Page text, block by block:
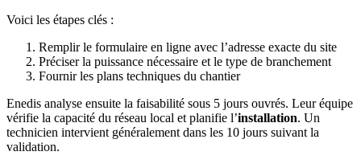
Voici les étapes clés :
Remplir le formulaire en ligne avec l’adresse exacte du site
Préciser la puissance nécessaire et le type de branchement
Fournir les plans techniques du chantier
Enedis analyse ensuite la faisabilité sous 5 jours ouvrés. Leur équipe
vérifie la capacité du réseau local et planifie l’installation. Un
technicien intervient généralement dans les 10 jours suivant la
validation.